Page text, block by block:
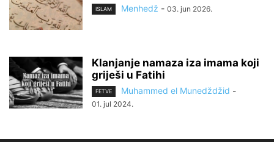
ISLAM Menhedž - 03. jun 2026.
Klanjanje namaza iza imama koji
griješi u Fatihi
FETVE Muhammed el Munedždžid -
01. jul 2024.